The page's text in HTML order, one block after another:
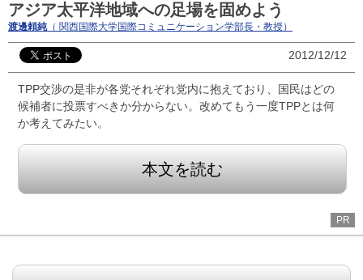
アジア太平洋地域への足場を固めよう
渡邊頼純（ 関西国際大学国際コミュニケーション学部長・教授）
2012/12/12
TPP交渉の是非が各党それぞれ党内に抱えており、国民はどの
候補者に投票すべきか分からない。改めてもう一度TPPとは何
か考えてみたい。
本文を読む
PR